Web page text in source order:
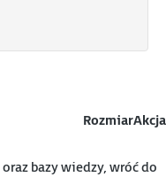
RozmiarAkcja
bazy wiedzy, wróć do